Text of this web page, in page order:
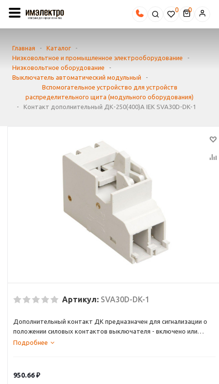
0
Главная - Каталог
-
Низковольтное и промышленное электрооборудование
-
Низковольтное оборудование
-
Выключатель автоматический модульный
-
Вспомогательное устройство для устройств
распределительного щита (модульного оборудования)
-
Контакт дополнительный ДК-250(400)А IEK SVA30D-DK-1
Артикул: SVA30D-DK-1
Дополнительный контакт ДК предназначен для сигнализации о
положении силовых контактов выключателя - включено или
отключено.
Подробнее
950.66₽